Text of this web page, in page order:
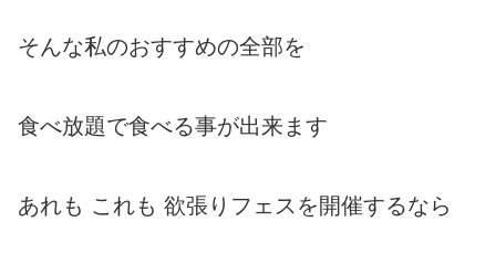
そんな私のおすすめの全部を
食べ放題で食べる事が出来ます
あれも これも 欲張りフェスを開催するなら